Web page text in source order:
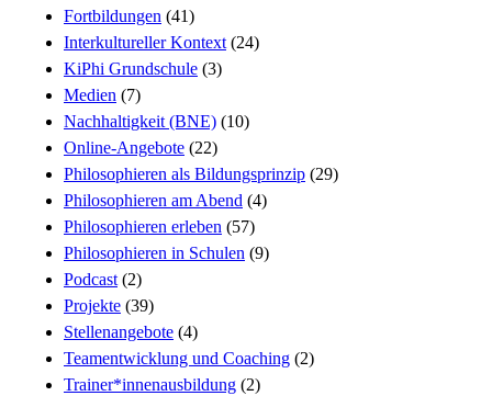
Fortbildungen (41)
Interkultureller Kontext (24)
KiPhi Grundschule (3)
Medien (7)
Nachhaltigkeit (BNE) (10)
Online-Angebote (22)
Philosophieren als Bildungsprinzip (29)
Philosophieren am Abend (4)
Philosophieren erleben (57)
Philosophieren in Schulen (9)
Podcast (2)
Projekte (39)
Stellenangebote (4)
Teamentwicklung und Coaching (2)
Trainer*innenausbildung (2)